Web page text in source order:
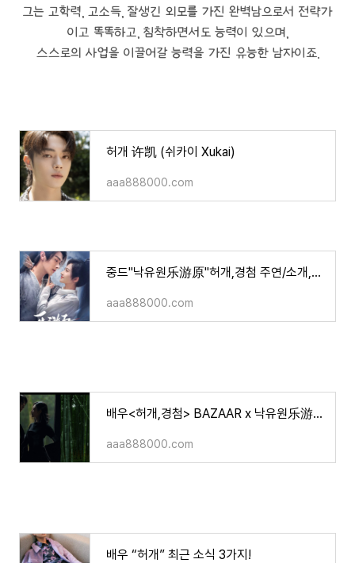
그는 고학력, 고소득, 잘생긴 외모를 가진 완벽남으로서 전략가
이고 똑똑하고, 침착하면서도 능력이 있으며,
스스로의 사업을 이끌어갈 능력을 가진 유능한 남자이죠.
허개 许凯 (쉬카이 Xukai)
aaa888000.com
중드"낙유원乐游原"허개,경첨 주연/소개,영상
aaa888000.com
배우<허개,경첨> BAZAAR x 낙유원乐游原 화보&영상
aaa888000.com
배우 “허개” 최근 소식 3가지!